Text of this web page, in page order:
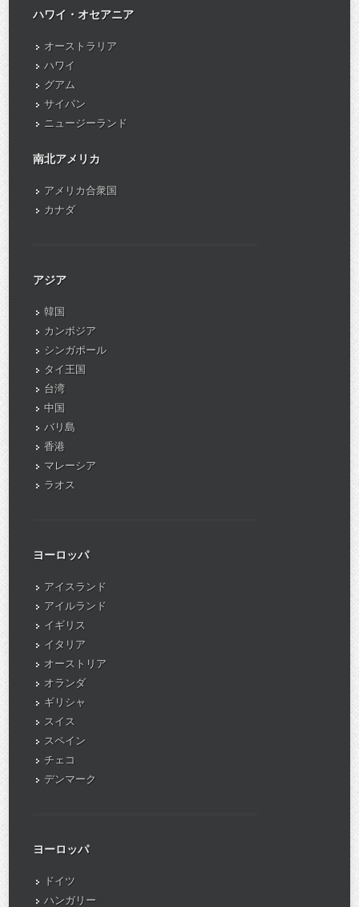
ハワイ・オセアニア
オーストラリア
ハワイ
グアム
サイパン
ニュージーランド
南北アメリカ
アメリカ合衆国
カナダ
アジア
韓国
カンボジア
シンガポール
タイ王国
台湾
中国
バリ島
香港
マレーシア
ラオス
ヨーロッパ
アイスランド
アイルランド
イギリス
イタリア
オーストリア
オランダ
ギリシャ
スイス
スペイン
チェコ
デンマーク
ヨーロッパ
ドイツ
ハンガリー